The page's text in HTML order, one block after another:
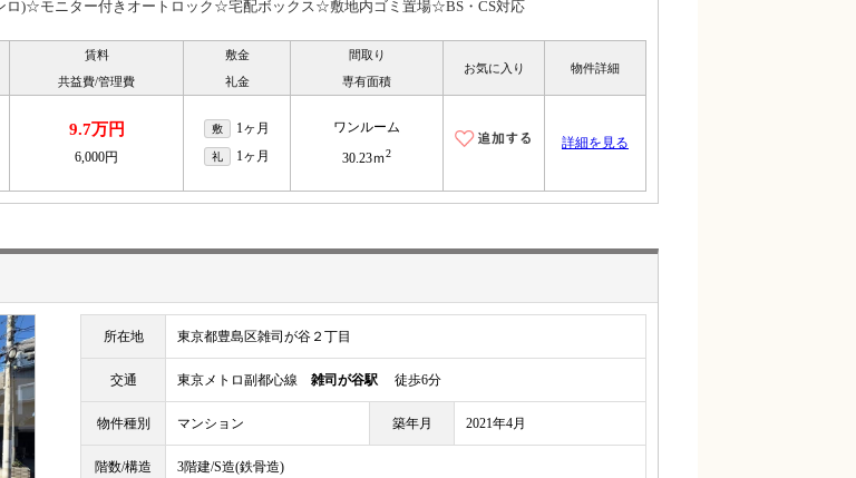
ロ)☆モニター付きオートロック☆宅配ボックス☆敷地内ゴミ置場☆BS・CS対応
賃料
共益費/管理費
敷金
礼金
間取り
専有面積
お気に入り 物件詳細
9.7万円
6,000円
敷 1ヶ月
礼 1ヶ月
ワンルーム
30.23ｍ2
詳細を見る
所在地 東京都豊島区雑司が谷２丁目
交通 東京メトロ副都心線 雑司が谷駅 徒歩6分
物件種別 マンション 築年月 2021年4月
階数/構造 3階建/S造(鉄骨造)